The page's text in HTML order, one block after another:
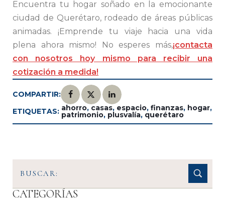
Encuentra tu hogar soñado en la emocionante
ciudad de Querétaro, rodeado de áreas públicas
animadas. ¡Emprende tu viaje hacia una vida
plena ahora mismo! No esperes más,¡contacta
con nosotros hoy mismo para recibir una
cotización a medida!
COMPARTIR:
ETIQUETAS: ahorro, casas, espacio, finanzas, hogar,
patrimonio, plusvalía, querétaro
CATEGORÍAS